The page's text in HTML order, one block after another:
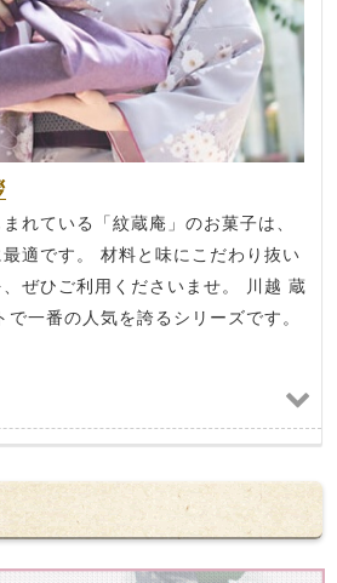
れている「紋蔵庵」のお菓子は、
適です。 材料と味にこだわり抜い
ぜひご利用くださいませ。 川越 蔵
一番の人気を誇るシリーズです。